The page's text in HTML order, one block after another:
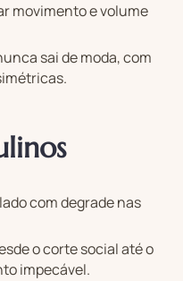
movimento e volume
sai de moda, com
com degrade nas
o corte social até o
impecável.